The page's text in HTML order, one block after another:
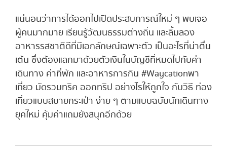
แน่นอนว่าการได้ออกไปเปิดประสบการณ์ใหม่ ๆ พบเจอ
ผู้คนมากมาย เรียนรู้วัฒนธรรมต่างถิ่น และลิ้มลอง
อาหารรสชาติดีที่มีเอกลักษณ์เฉพาะตัว เป็นอะไรที่น่าตื่น
เต้น ซึ่งต้องแลกมาด้วยตัวเงินในบัญชีที่หมดไปกับค่า
เดินทาง ค่าที่พัก และอาหารการกิน #Waycationพา
เที่ยว มัดรวมทริค ออกทริป อย่างไรให้ถูกใจ กับวิธี ท่อง
เที่ยวแบบสบายกระเป๋า ง่าย ๆ ตามแบบฉบับนักเดินทาง
ยุคใหม่ คุ้มค่าแถมยังสนุกอีกด้วย